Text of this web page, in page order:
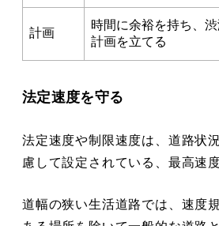
計画
時間に余裕を持ち、
計画を立てる
法定速度を守る
法定速度や制限速度は、道路状
慮して設定されている、最高速
道幅の狭い生活道路では、速度